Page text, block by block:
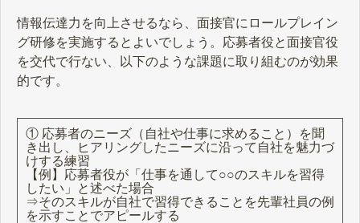
情報伝達力を向上させるなら、面接官にロールプレイン
グ研修を実施するとよいでしょう。応募者役と面接官役
を交代で行ない、以下のような課題に取り組むのが効果
的です。
① 応募者のニーズ（自社や仕事に求めること）を聞
き出し、ヒアリングしたニーズに沿って自社を魅力づ
けする練習
【例】応募者役が「仕事を通して○○のスキルを習得
したい」と述べた場合
⇒そのスキルが自社で習得できることを先輩社員の例
を示すことでアピールする